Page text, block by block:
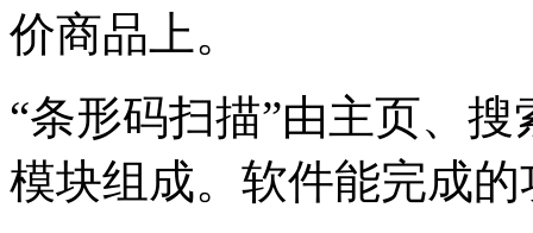
价商品上。
“条形码扫描”由主页、
模块组成。软件能完成